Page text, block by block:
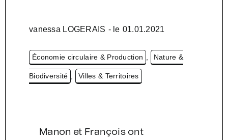
vanessa LOGERAIS - le 01.01.2021
Économie circulaire & Production , Nature &
Biodiversité , Villes & Territoires
Manon et François ont